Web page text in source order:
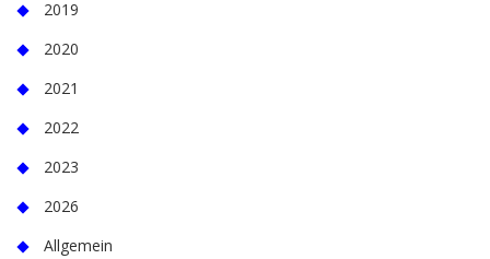
2019
2020
2021
2022
2023
2026
Allgemein